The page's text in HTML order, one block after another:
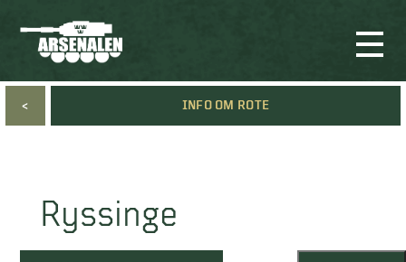
< INFO OM ROTE
Ryssinge